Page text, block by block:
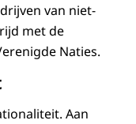
van niet-
met de
Naties.
Aan